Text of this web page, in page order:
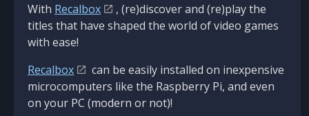
With Recalbox
, (re)discover and (re)play the
titles that have shaped the world of video games
with ease!
Recalbox
can be easily installed on inexpensive
microcomputers like the Raspberry Pi, and even
on your PC (modern or not)!